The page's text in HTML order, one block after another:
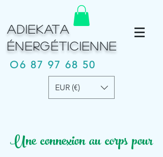
ADIEKATA
ÉNERGÉTICIENNE
O6 87 97 68 50
EUR (€)
Une connexion au corps pour